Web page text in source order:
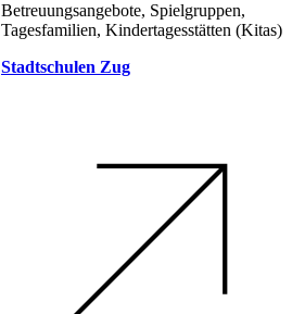
Betreuungsangebote, Spielgruppen,
Tagesfamilien, Kindertagesstätten (Kitas)
Stadtschulen Zug